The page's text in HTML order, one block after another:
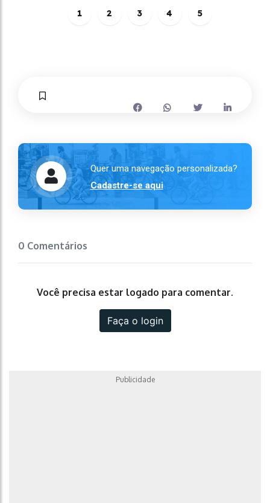
1 2 3 4 5
Quer uma navegação personalizada?
Cadastre-se aqui
0 Comentários
Você precisa estar logado para comentar.
Faça o login
Publicidade